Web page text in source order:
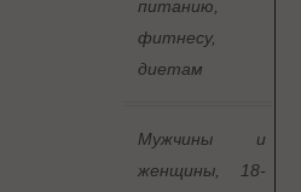
питанию,
фитнесу,
диетам
Мужчины и
женщины, 18-